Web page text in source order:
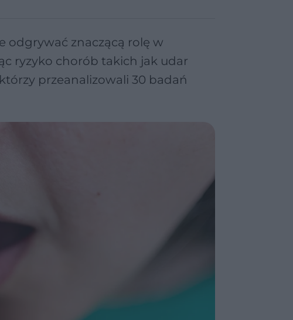
odgrywać znaczącą rolę w
ryzyko chorób takich jak udar
przeanalizowali 30 badań